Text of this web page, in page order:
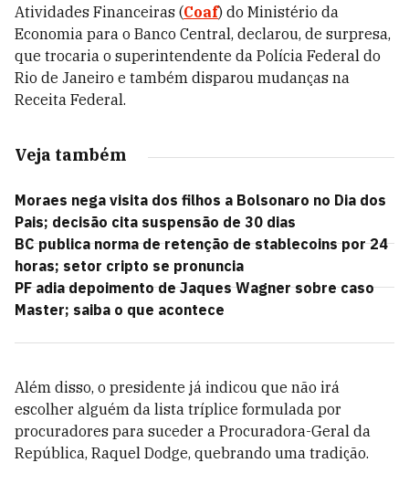
Atividades Financeiras (Coaf) do Ministério da
Economia para o Banco Central, declarou, de surpresa,
que trocaria o superintendente da Polícia Federal do
Rio de Janeiro e também disparou mudanças na
Receita Federal.
Veja também
Moraes nega visita dos filhos a Bolsonaro no Dia dos
Pais; decisão cita suspensão de 30 dias
BC publica norma de retenção de stablecoins por 24
horas; setor cripto se pronuncia
PF adia depoimento de Jaques Wagner sobre caso
Master; saiba o que acontece
Além disso, o presidente já indicou que não irá
escolher alguém da lista tríplice formulada por
procuradores para suceder a Procuradora-Geral da
República, Raquel Dodge, quebrando uma tradição.